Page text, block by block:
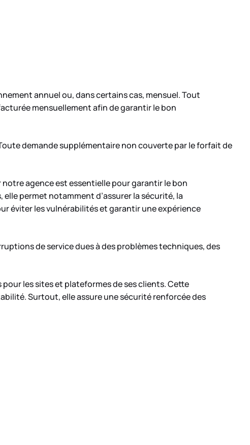
annuel ou, dans certains cas, mensuel. Tout
mensuellement afin de garantir le bon
demande supplémentaire non couverte par le forfait de
agence est essentielle pour garantir le bon
permet notamment d’assurer la sécurité, la
éviter les vulnérabilités et garantir une expérience
de service dues à des problèmes techniques, des
les sites et plateformes de ses clients. Cette
Surtout, elle assure une sécurité renforcée des